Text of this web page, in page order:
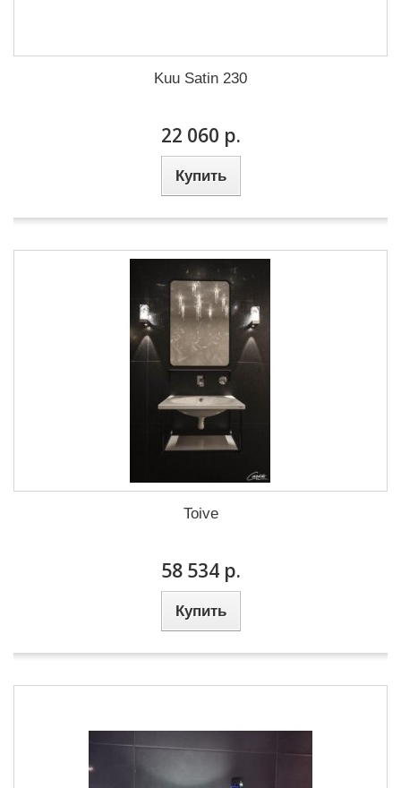
Kuu Satin 230
22 060 р.
Купить
Toive
58 534 р.
Купить